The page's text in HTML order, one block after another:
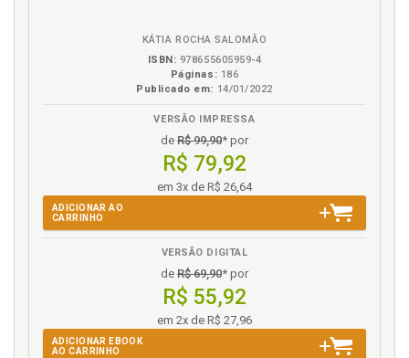
KÁTIA ROCHA SALOMÃO
ISBN: 978655605959-4
Páginas: 186
Publicado em: 14/01/2022
VERSÃO IMPRESSA
de R$ 99,90* por
R$ 79,92
em 3x de R$ 26,64
ADICIONAR AO
CARRINHO
VERSÃO DIGITAL
de R$ 69,90* por
R$ 55,92
em 2x de R$ 27,96
ADICIONAR EBOOK
AO CARRINHO